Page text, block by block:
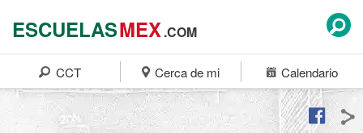
ESCUELASMEX.COM
CCT Cerca de mi Calendario